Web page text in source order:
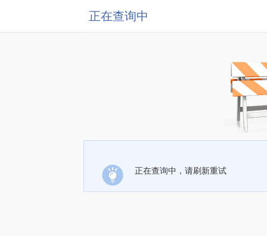
正在查询中
正在查询中，请刷新重试